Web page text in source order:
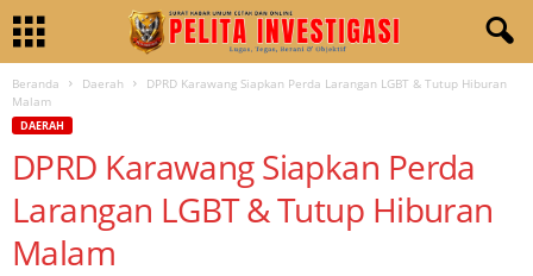
Beranda Daerah
DPRD Karawang Siapkan Perda Larangan LGBT & Tutup Hiburan
Malam
DAERAH
DPRD Karawang Siapkan Perda
Larangan LGBT & Tutup Hiburan
Malam